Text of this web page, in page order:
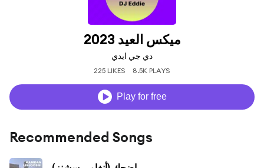
ميكس العيد 2023
دي جي ايدي
225 LIKES 8.5K PLAYS
Play for free
Recommended Songs